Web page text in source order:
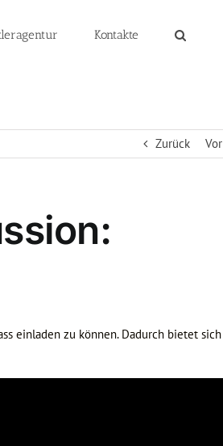
Kontakte
Zurück Vor
einladen zu können. Dadurch bietet sich